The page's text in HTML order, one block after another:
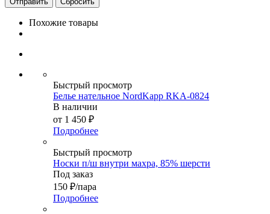
Похожие товары
Быстрый просмотр
Белье нательное NordKapp RKA-0824
В наличии
от 1 450 ₽
Подробнее
Быстрый просмотр
Носки п/ш внутри махра, 85% шерсти
Под заказ
150 ₽/пара
Подробнее